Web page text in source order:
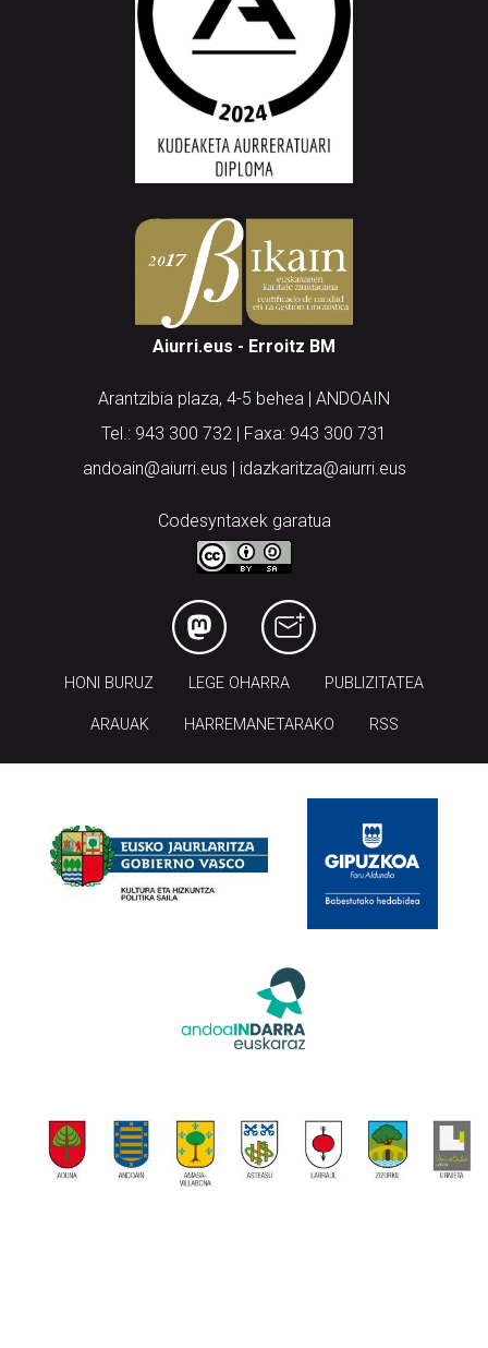
Aiurri.eus - Erroitz BM
Arantzibia plaza, 4-5 behea | ANDOAIN
Tel.: 943 300 732 | Faxa: 943 300 731
andoain@aiurri.eus | idazkaritza@aiurri.eus
Codesyntaxek garatua
HONI BURUZ LEGE OHARRA PUBLIZITATEA
ARAUAK HARREMANETARAKO RSS